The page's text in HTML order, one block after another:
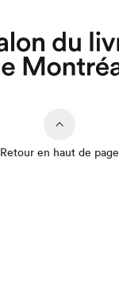
Retour en haut de page